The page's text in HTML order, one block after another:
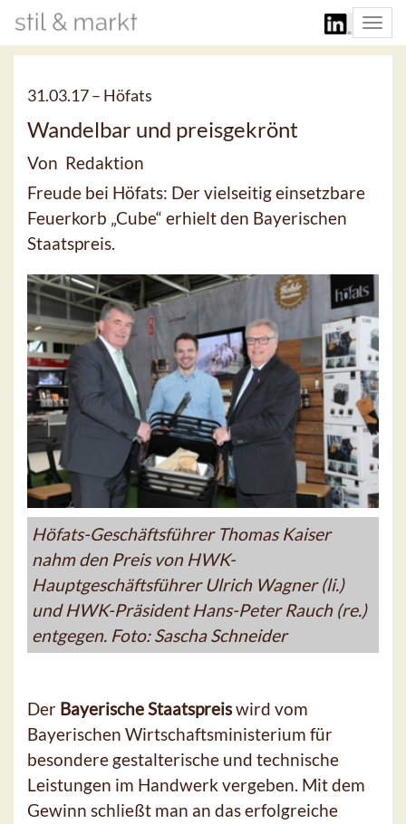
31.03.17 – Höfats
Wandelbar und preisgekrönt
Von Redaktion
Freude bei Höfats: Der vielseitig einsetzbare
Feuerkorb „Cube“ erhielt den Bayerischen
Staatspreis.
Höfats-Geschäftsführer Thomas Kaiser
nahm den Preis von HWK-
Hauptgeschäftsführer Ulrich Wagner (li.)
und HWK-Präsident Hans-Peter Rauch (re.)
entgegen. Foto: Sascha Schneider
Der Bayerische Staatspreiswird vom
Bayerischen Wirtschaftsministerium für
besondere gestalterische und technische
Leistungen im Handwerk vergeben. Mit dem
Gewinn schließt man an das erfolgreiche